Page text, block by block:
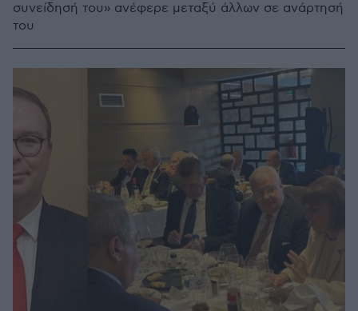
συνείδησή του» ανέφερε μεταξύ άλλων σε ανάρτησή
του